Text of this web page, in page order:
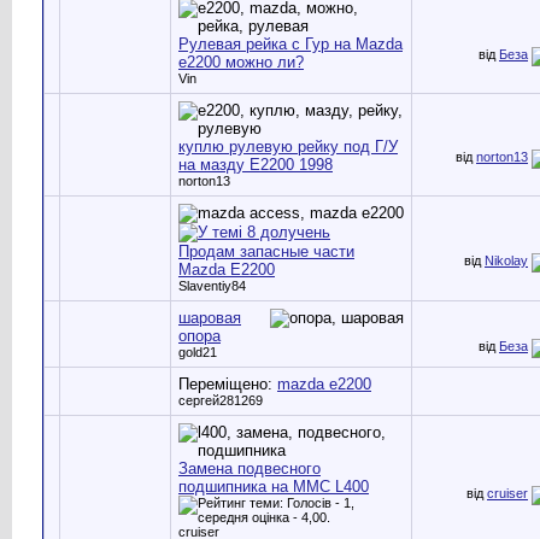
Рулевая рейка с Гур на Mazda
e2200 можно ли?
Vin
від Беза
куплю рулевую рейку под Г/У
на мазду Е2200 1998
norton13
від norton13
Продам запасные части
Mazda E2200
Slaventiy84
від Nikolay
шаровая
опора
gold21 від Беза
Переміщено: mazda e2200
сергей281269
Замена подвесного
подшипника на ММС L400
cruiser
від cruiser